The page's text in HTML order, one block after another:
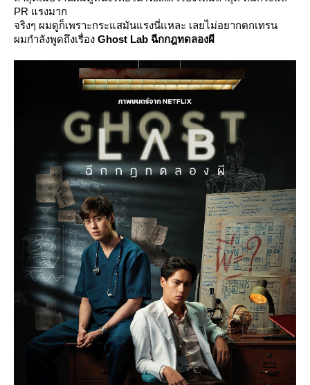
PR แรงมาก
จริงๆ ผมดูก็เพราะกระแสมันแรงนี่แหละ เลยไม่อยากตกเทรน
ผมกำลังพูดถึงเรื่อง Ghost Lab ฉีกกฎทดลองผี